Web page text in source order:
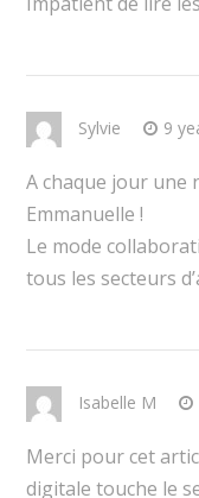
Sylvie 9
A chaque jour une
Emmanuelle !
Le mode
tous les secteurs
Isabelle M
Merci pour cet
digitale touche le